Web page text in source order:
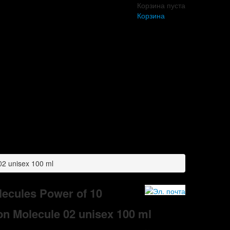
Корзина пуста
Корзина
unisex 100 ml
Power of 10
Molecule 02 unisex 100 ml